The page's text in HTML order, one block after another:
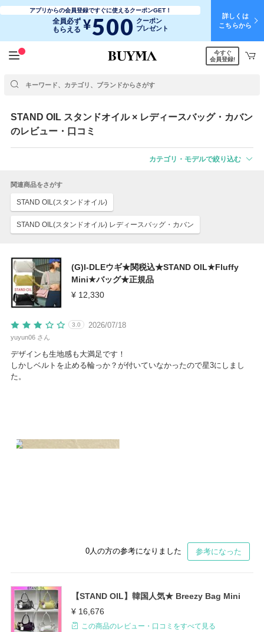
アプリからの会員登録ですぐに使えるクーポンGET！
全員必ず
もらえる ¥500 クーポン
プレゼント
詳しくは
こちらから
今すぐ
会員登録!
STAND OIL スタンドオイル× レディースバッグ・カバン
のレビュー・口コミ
カテゴリ・モデルで絞り込む
関連商品をさがす
STAND OIL(スタンドオイル)
STAND OIL(スタンドオイル) レディースバッグ・カバン
(G)I-DLEウギ★関税込★STAND OIL★Fluffy
Mini★バッグ★正規品
¥ 12,330
2026/07/18
3.0
yuyun06 さん
デザインも生地感も大満足です！
しかしベルトを止める輪っか？が付いていなかったので星3にしまし
た。
0人の方の参考になりました 参考になった
【STAND OIL】韓国人気★ Breezy Bag Mini
¥ 16,676
この商品のレビュー・口コミをすべて見る